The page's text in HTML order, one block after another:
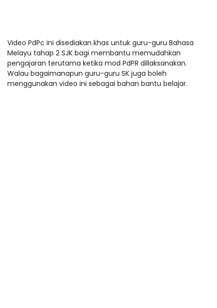
Video PdPc ini disediakan khas untuk guru-guru Bahasa
Melayu tahap 2 SJK bagi membantu memudahkan
pengajaran terutama ketika mod PdPR dillaksanakan.
Walau bagaimanapun guru-guru SK juga boleh
menggunakan video ini sebagai bahan bantu belajar.